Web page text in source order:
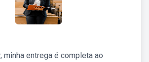
minha entrega é completa ao